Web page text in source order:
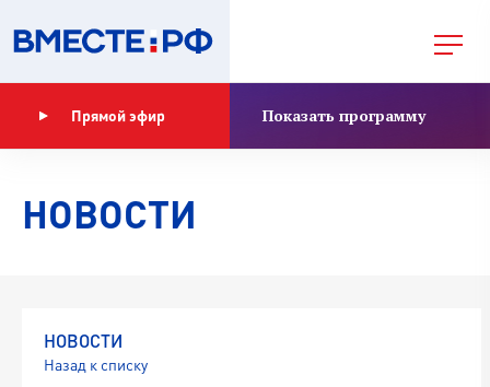
Прямой эфир Показать программу
НОВОСТИ
НОВОСТИ
Назад к списку